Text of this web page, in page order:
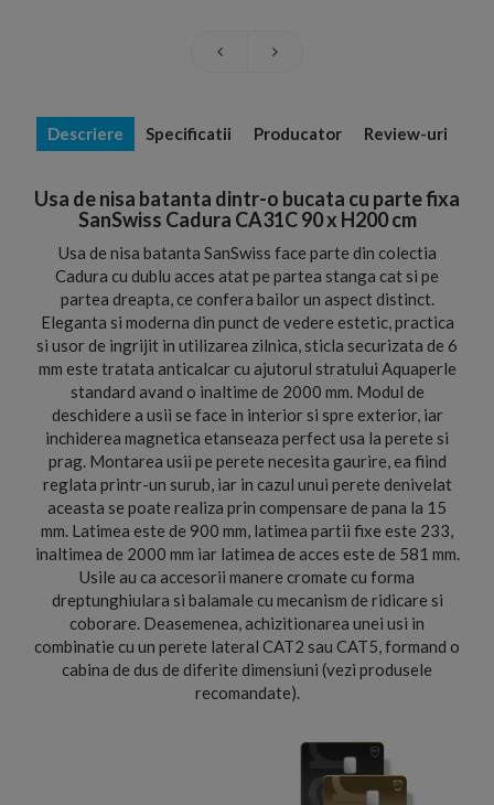
Descriere Specificatii Producator Review-uri
Usa de nisa batanta dintr-o bucata cu parte fixa
SanSwiss Cadura CA31C 90 x H200 cm
Usa de nisa batanta SanSwiss face parte din colectia
Cadura cu dublu acces atat pe partea stanga cat si pe
partea dreapta, ce confera bailor un aspect distinct.
Eleganta si moderna din punct de vedere estetic, practica
si usor de ingrijit in utilizarea zilnica, sticla securizata de 6
mm este tratata anticalcar cu ajutorul stratului Aquaperle
standard avand o inaltime de 2000 mm. Modul de
deschidere a usii se face in interior si spre exterior, iar
inchiderea magnetica etanseaza perfect usa la perete si
prag. Montarea usii pe perete necesita gaurire, ea fiind
reglata printr-un surub, iar in cazul unui perete denivelat
aceasta se poate realiza prin compensare de pana la 15
mm. Latimea este de 900 mm, latimea partii fixe este 233,
inaltimea de 2000 mm iar latimea de acces este de 581 mm.
Usile au ca accesorii manere cromate cu forma
dreptunghiulara si balamale cu mecanism de ridicare si
coborare. Deasemenea, achizitionarea unei usi in
combinatie cu un perete lateral CAT2 sau CAT5, formand o
cabina de dus de diferite dimensiuni (vezi produsele
recomandate).